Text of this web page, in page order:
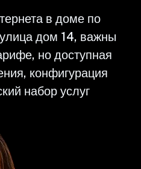
в доме по
дом 14, важны
но доступная
конфигурация
набор услуг